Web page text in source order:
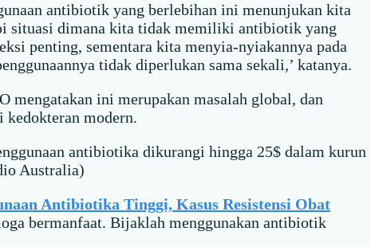
antibiotik yang berlebihan ini menunjukan kita
situasi dimana kita tidak memiliki antibiotik yang
penting, sementara kita menyia-nyiakannya pada
tidak diperlukan sama sekali,’ katanya.
mengatakan ini merupakan masalah global, dan
kedokteran modern.
antibiotika dikurangi hingga 25$ dalam kurun
Australia)
Antibiotika Tinggi, Kasus Resistensi Obat
bermanfaat. Bijaklah menggunakan antibiotik